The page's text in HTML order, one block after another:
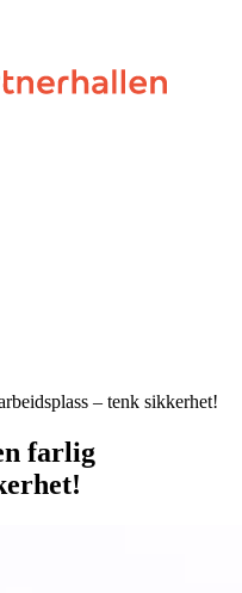
– tenk sikkerhet!
farlig